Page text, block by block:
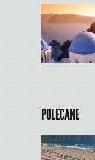
POLECANE